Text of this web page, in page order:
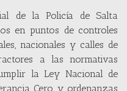
de la Policía de Salta
en puntos de controles
nacionales y calles de
a las normativas
la Ley Nacional de
Cero y ordenanzas